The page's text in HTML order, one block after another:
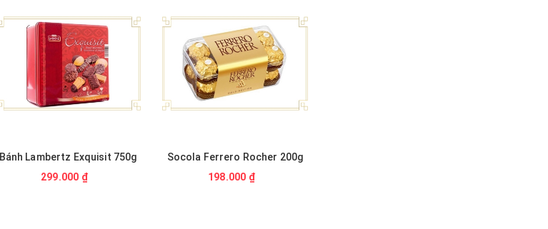
Bánh Lambertz Exquisit 750g
299.000 ₫
Socola Ferrero Rocher 200g
198.000 ₫